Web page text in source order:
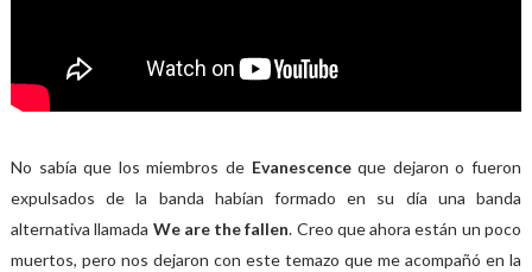
No sabía que los miembros de Evanescenceque dejaron o fueron
expulsados de la banda habían formado en su día una banda
alternativa llamada We are the fallen. Creo que ahora están un poco
muertos, pero nos dejaron con este temazo que me acompañó en la